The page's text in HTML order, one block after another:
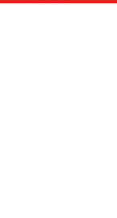
餐饮系列